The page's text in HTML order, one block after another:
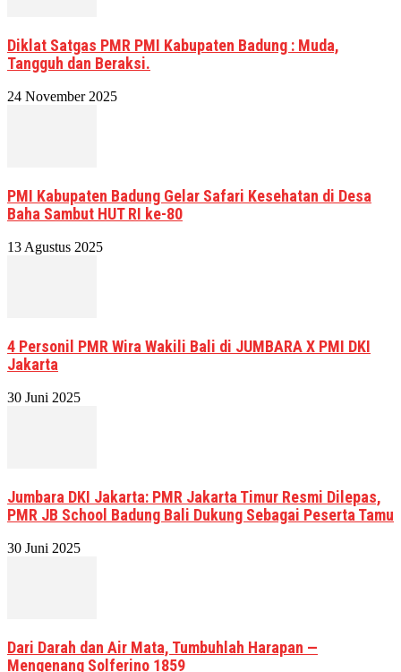
Diklat Satgas PMR PMI Kabupaten Badung : Muda,
Tangguh dan Beraksi.
24 November 2025
PMI Kabupaten Badung Gelar Safari Kesehatan di Desa
Baha Sambut HUT RI ke-80
13 Agustus 2025
4 Personil PMR Wira Wakili Bali di JUMBARA X PMI DKI
Jakarta
30 Juni 2025
Jumbara DKI Jakarta: PMR Jakarta Timur Resmi Dilepas,
PMR JB School Badung Bali Dukung Sebagai Peserta Tamu
30 Juni 2025
Dari Darah dan Air Mata, Tumbuhlah Harapan —
Mengenang Solferino 1859